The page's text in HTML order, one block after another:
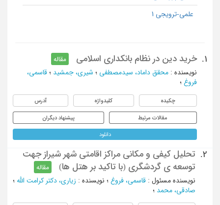
علمی-ترویجی 1
1. خرید دین در نظام بانکداری اسلامی
مقاله
نویسنده : محقق داماد، سیدمصطفی ؛ شیری، جمشید ؛ قاسمی،
فروغ ؛
چکیده کلیدواژه آدرس
مقالات مرتبط پیشنهاد دیگران
دانلود
2.
تحلیل کیفی و مکانی مراکز اقامتی شهر شیراز جهت
توسعه ی گردشگری (با تاکید بر هتل ها)
مقاله
نویسنده مسئول : قاسمی، فروغ ؛ نویسنده : زیاری، دکتر کرامت الله ؛
صادقی، محمد ؛